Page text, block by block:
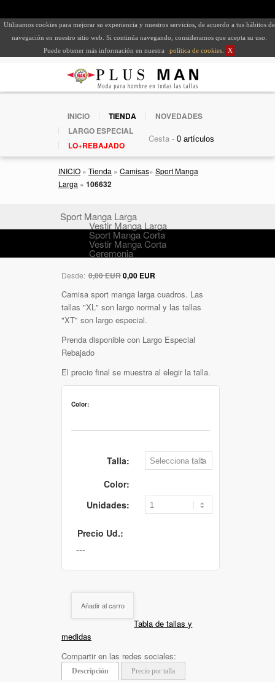
Utilizamos cookies para mejorar su experiencia y nuestros servicios, de acuerdo a tus hábitos de
navegación en nuestro sitio web. Si continúa navegando, consideramos que acepta su uso.
Puede obtener más información en nuestra
política de cookies X
INICIO TIENDA
NOVEDADES
LARGO ESPECIAL
LO+REBAJADO
Cesta -
INICIO » Tienda » Camisas» Sport Manga
Larga » 106632
Sport Manga Larga
Vestir Manga Larga
Sport Manga Corta
Vestir Manga Corta
Ceremonia
Desde: 0,00 EUR0,00 EUR
Camisa sport manga larga cuadros. Las
tallas "XL" son largo normal y las tallas
"XT" son largo especial.
Prenda disponible con Largo Especial
Rebajado
El precio final se muestra al elegir la talla.
Color:
Talla:
Color:
Unidades:
Precio Ud.:
Añadir al carro
Tabla de tallas y
medidas
Compartir en las redes sociales:
Descripción Precio por talla